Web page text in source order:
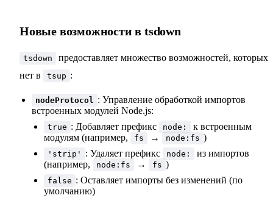
Новые возможности в tsdown
tsdown
предоставляет множество возможностей, которых
нет в
tsup :
nodeProtocol
: Управление обработкой импортов
встроенных модулей Node.js:
true : Добавляет префикс node:
к встроенным
модулям (например,
fs → node:fs )
'strip' : Удаляет префикс node:
из импортов
(например,
node:fs → fs )
false : Оставляет импорты без изменений (по
умолчанию)